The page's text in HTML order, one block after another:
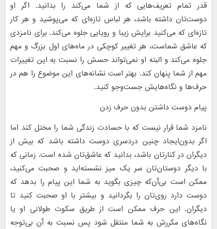
قدر تمام تعریف‌هایی که از شما می‌کند را بدانید. اگر او
دوست‌تان داشته باشد، هر لباس تازه‌ای که می‌پوشید و هر کار
تازه‌ای که می‌کنید برایش زیبا و رویایی جلوه می‌کند. برای نامزدی
که عاشق شماست، هر تغییر کوچکی در ماه‌های اول بزرگ و مهم
جلوه می‌کند و البته او نمی‌تواند حسش را نسبت به این تغییرات
مهم از شما پنهان کند. بهتر است نشانه‌های این موضوع را هم در
حرف‌ها و نگاه‌هایش جست‌و‌جو کنید.
پیام دوست داشتن بدون حرف زدن
نامزد شما قرار نیست که با حسادت زندگی شما را مختل کند اما
اگر بدون‌‌ایجاد چنین دردسری دوست داشته باشد که بیش از
دیگران در کنارتان باشد، بدانید که عاشق‌تان شده است. زمانی که
با دیگر دوستان‌تان سر یک میز نشسته‌اید و صحبت می‌کنید،
ممکن است بی‌آن‌که چیزی بگوید به شما این پیام را بدهد که
دوست دارد روی‌تان را بگردانید و بیشتر با او صحبت کنید تا
دیگران. این حرف ممکن است از طریق سکوت طولانی او یا
نگاه‌های مکررش به شما منتقل شود پس نسبت به آن بی‌توجه